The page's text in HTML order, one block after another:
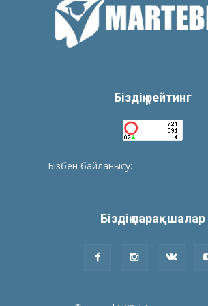
Біздің рейтинг
Бізбен байланысу:
Біздің парақшалар